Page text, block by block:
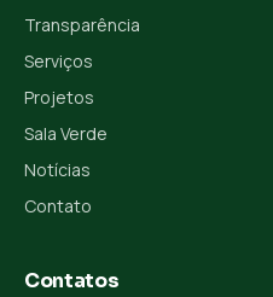
Transparência
Serviços
Projetos
Sala Verde
Notícias
Contato
Contatos